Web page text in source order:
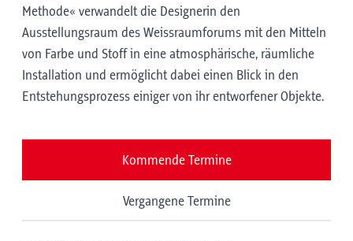
Methode« verwandelt die Designerin den
Ausstellungsraum des Weissraumforums mit den Mitteln
von Farbe und Stoff in eine atmosphärische, räumliche
Installation und ermöglicht dabei einen Blick in den
Entstehungsprozess einiger von ihr entworfener Objekte.
Kommende Termine
Vergangene Termine